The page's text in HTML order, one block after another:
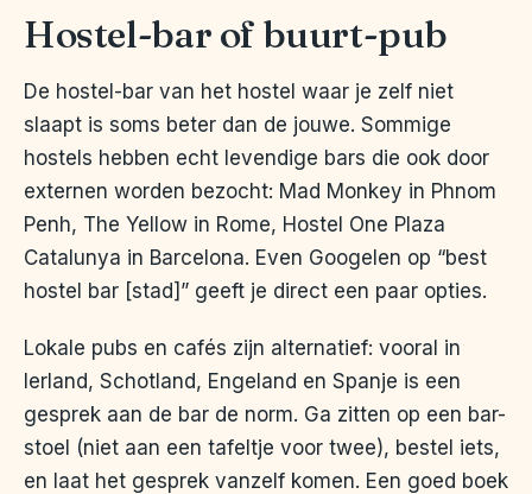
Hostel-bar of buurt-pub
De hostel-bar van het hostel waar je zelf niet
slaapt is soms beter dan de jouwe. Sommige
hostels hebben echt levendige bars die ook door
externen worden bezocht: Mad Monkey in Phnom
Penh, The Yellow in Rome, Hostel One Plaza
Catalunya in Barcelona. Even Googelen op “best
hostel bar [stad]” geeft je direct een paar opties.
Lokale pubs en cafés zijn alternatief: vooral in
Ierland, Schotland, Engeland en Spanje is een
gesprek aan de bar de norm. Ga zitten op een bar-
stoel (niet aan een tafeltje voor twee), bestel iets,
en laat het gesprek vanzelf komen. Een goed boek